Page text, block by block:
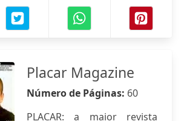
Placar Magazine
Número de Páginas: 60
PLACAR: a maior revista